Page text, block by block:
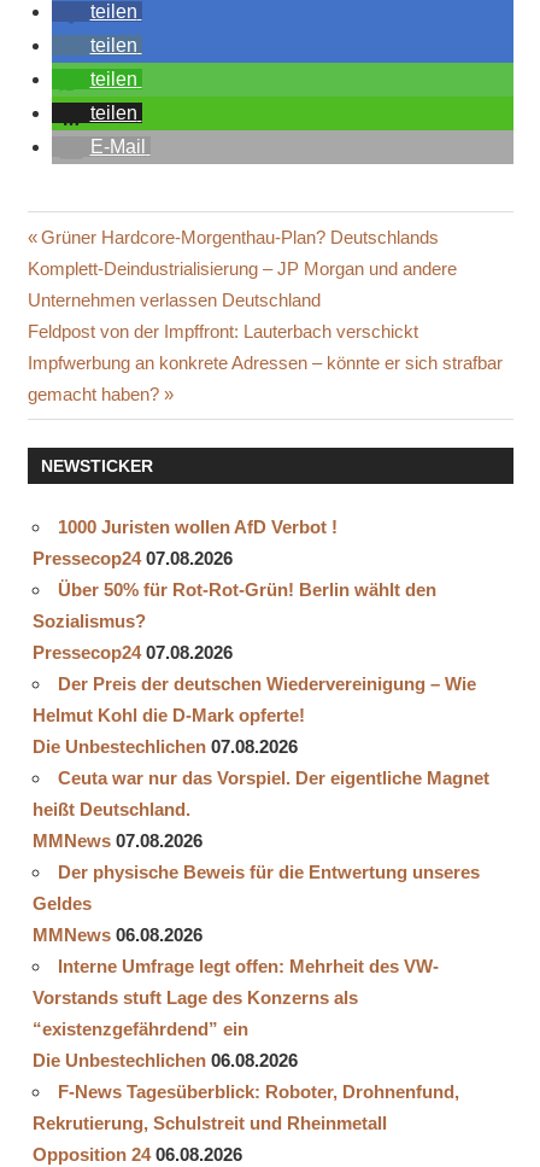
teilen
teilen
teilen
teilen
E-Mail
Beitragsnavigation
Vorheriger
Beitrag:
Grüner Hardcore-Morgenthau-Plan? Deutschlands
Komplett-Deindustrialisierung – JP Morgan und andere
Unternehmen verlassen Deutschland
Nächster
Beitrag:
Feldpost von der Impffront: Lauterbach verschickt
Impfwerbung an konkrete Adressen – könnte er sich strafbar
gemacht haben?
NEWSTICKER
1000 Juristen wollen AfD Verbot !
Pressecop24 07.08.2026
Über 50% für Rot-Rot-Grün! Berlin wählt den
Sozialismus?
Pressecop24 07.08.2026
Der Preis der deutschen Wiedervereinigung – Wie
Helmut Kohl die D‑Mark opferte!
Die Unbestechlichen 07.08.2026
Ceuta war nur das Vorspiel. Der eigentliche Magnet
heißt Deutschland.
MMNews 07.08.2026
Der physische Beweis für die Entwertung unseres
Geldes
MMNews 06.08.2026
Interne Umfrage legt offen: Mehrheit des VW-
Vorstands stuft Lage des Konzerns als
“existenzgefährdend” ein
Die Unbestechlichen 06.08.2026
F-News Tagesüberblick: Roboter, Drohnenfund,
Rekrutierung, Schulstreit und Rheinmetall
Opposition 24 06.08.2026